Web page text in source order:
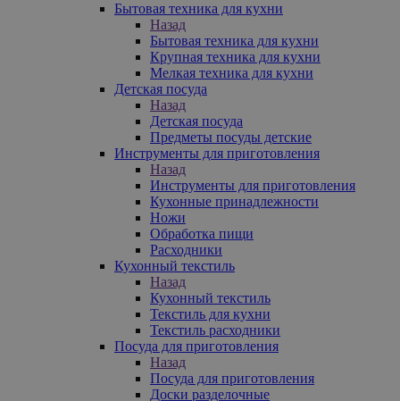
Бытовая техника для кухни
Назад
Бытовая техника для кухни
Крупная техника для кухни
Мелкая техника для кухни
Детская посуда
Назад
Детская посуда
Предметы посуды детские
Инструменты для приготовления
Назад
Инструменты для приготовления
Кухонные принадлежности
Ножи
Обработка пищи
Расходники
Кухонный текстиль
Назад
Кухонный текстиль
Текстиль для кухни
Текстиль расходники
Посуда для приготовления
Назад
Посуда для приготовления
Доски разделочные